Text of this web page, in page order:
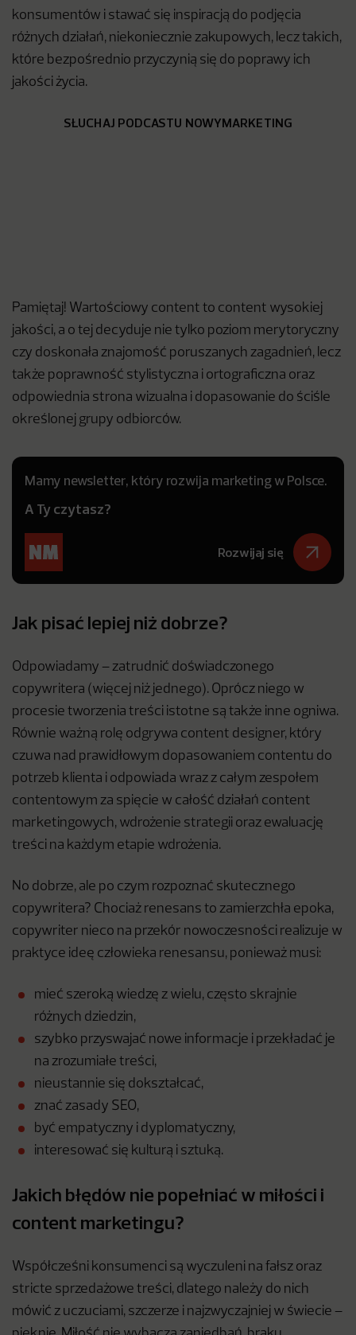
konsumentów i stawać się inspiracją do podjęcia
różnych działań, niekoniecznie zakupowych, lecz takich,
które bezpośrednio przyczynią się do poprawy ich
jakości życia.
SŁUCHAJ PODCASTU NOWYMARKETING
Pamiętaj! Wartościowy content to content wysokiej
jakości, a o tej decyduje nie tylko poziom merytoryczny
czy doskonała znajomość poruszanych zagadnień, lecz
także poprawność stylistyczna i ortograficzna oraz
odpowiednia strona wizualna i dopasowanie do ściśle
określonej grupy odbiorców.
Mamy newsletter, który rozwija marketing w Polsce.
A Ty czytasz?
Rozwijaj się
Jak pisać lepiej niż dobrze?
Odpowiadamy – zatrudnić doświadczonego
copywritera (więcej niż jednego). Oprócz niego w
procesie tworzenia treści istotne są także inne ogniwa.
Równie ważną rolę odgrywa content designer, który
czuwa nad prawidłowym dopasowaniem contentu do
potrzeb klienta i odpowiada wraz z całym zespołem
contentowym za spięcie w całość działań content
marketingowych, wdrożenie strategii oraz ewaluację
treści na każdym etapie wdrożenia.
No dobrze, ale po czym rozpoznać skutecznego
copywritera? Chociaż renesans to zamierzchła epoka,
copywriter nieco na przekór nowoczesności realizuje w
praktyce ideę człowieka renesansu, ponieważ musi:
mieć szeroką wiedzę z wielu, często skrajnie
różnych dziedzin,
szybko przyswajać nowe informacje i przekładać je
na zrozumiałe treści,
nieustannie się dokształcać,
znać zasady SEO,
być empatyczny i dyplomatyczny,
interesować się kulturą i sztuką.
Jakich błędów nie popełniać w miłości i
content marketingu?
Współcześni konsumenci są wyczuleni na fałsz oraz
stricte sprzedażowe treści, dlatego należy do nich
mówić z uczuciami, szczerze i najzwyczajniej w świecie –